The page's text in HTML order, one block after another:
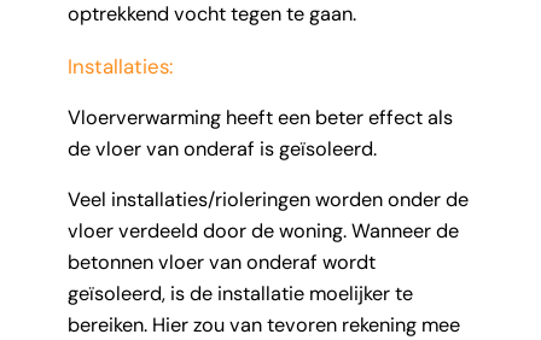
optrekkend vocht tegen te gaan.
Installaties:
Vloerverwarming heeft een beter effect als
de vloer van onderaf is geïsoleerd.
Veel installaties/rioleringen worden onder de
vloer verdeeld door de woning. Wanneer de
betonnen vloer van onderaf wordt
geïsoleerd, is de installatie moelijker te
bereiken. Hier zou van tevoren rekening mee